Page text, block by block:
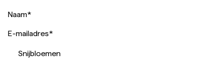
Naam*
E-mailadres*
Snijbloemen